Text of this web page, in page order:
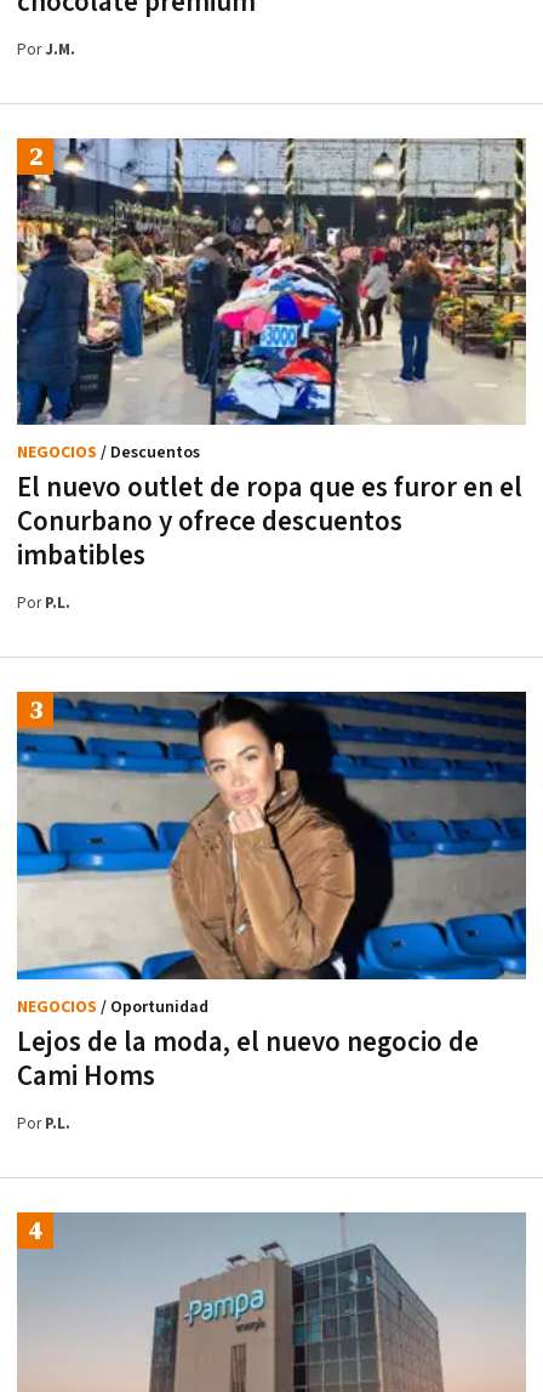
PorJ.M.
El nuevo outlet de ropa que es furor en el
Conurbano y ofrece descuentos
imbatibles
NEGOCIOS / Descuentos
PorP.L.
Lejos de la moda, el nuevo negocio de
Cami Homs
NEGOCIOS / Oportunidad
PorP.L.